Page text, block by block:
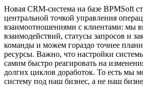
Новая CRM-система на базе BPMSoft
центральной точкой управления
взаимоотношениями с клиентами: мы
взаимодействий, статусы запросов и
команды и можем гораздо точнее
ресурсы. Важно, что настройки
самим быстро реагировать на
долгих циклов доработок. То есть мы
систему под наш бизнес, а не наш